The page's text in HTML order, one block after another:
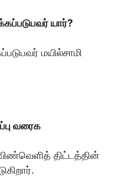
யார்?
மயில்சாமி
வரைக
திட்டத்தின்